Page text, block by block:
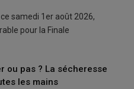
samedi 1er août 2026,
pour la Finale
ou pas ? La sécheresse
les mains